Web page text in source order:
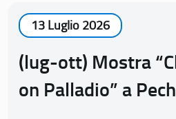
13 Luglio 2026
(lug-ott) Mostra
on Palladio” a